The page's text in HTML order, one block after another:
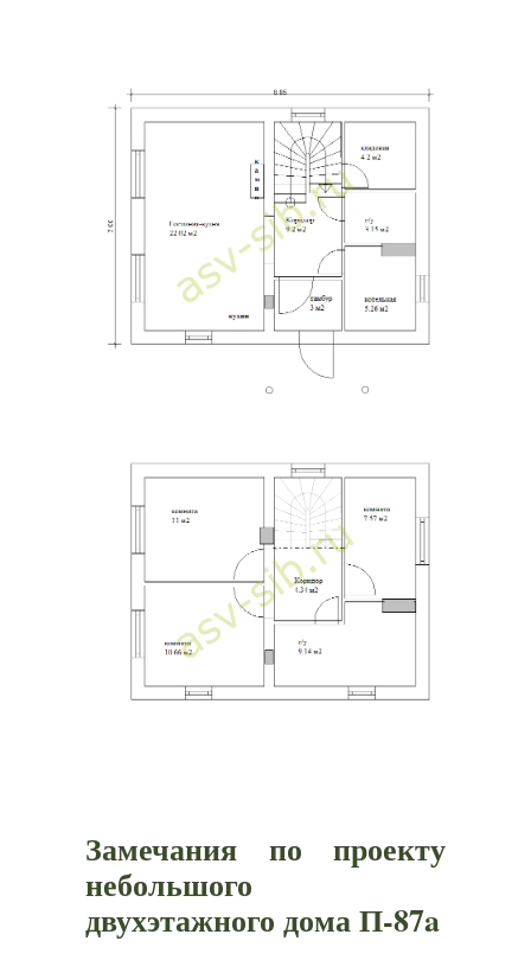
Замечания по проекту
небольшого
двухэтажного дома П-87a